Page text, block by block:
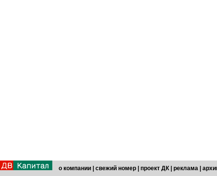
о компании свежий номер проект ДК реклама